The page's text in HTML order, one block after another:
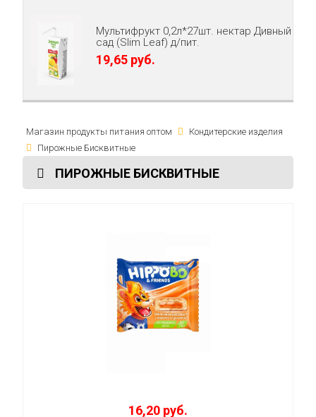
Мультифрукт 0,2л*27шт. нектар Дивный
сад (Slim Leaf) д/пит.
19,65 руб.
Магазин продукты питания оптом
Кондитерские изделия
Пирожные Бисквитные
ПИРОЖНЫЕ БИСКВИТНЫЕ
16,20 руб.